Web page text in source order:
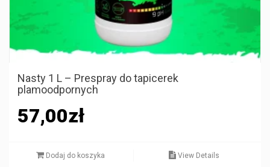
Nasty 1 L – Prespray do tapicerek
plamoodpornych
57,00zł
Dodaj do koszyka View Details